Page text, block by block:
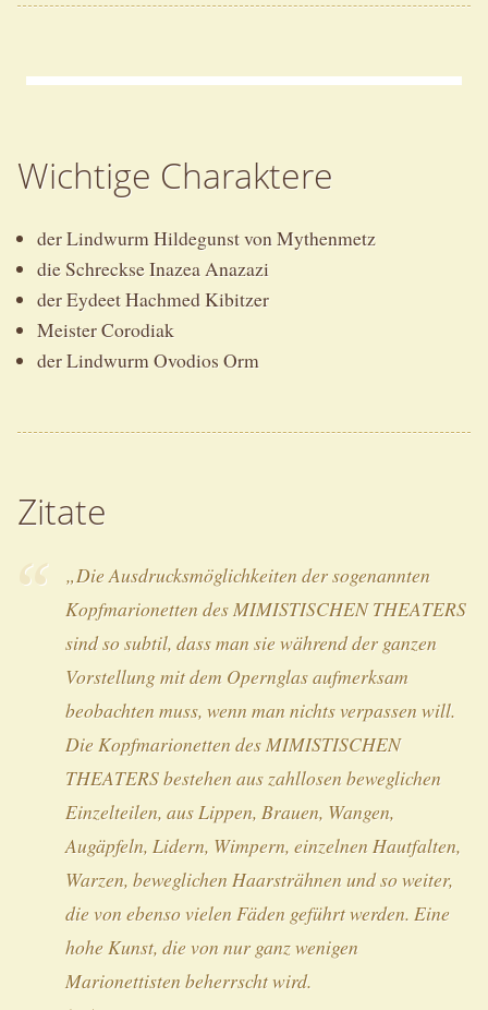
Wichtige Charaktere
der Lindwurm Hildegunst von Mythenmetz
die Schreckse Inazea Anazazi
der Eydeet Hachmed Kibitzer
Meister Corodiak
der Lindwurm Ovodios Orm
Zitate
„Die Ausdrucksmöglichkeiten der sogenannten
Kopfmarionetten des MIMISTISCHEN THEATERS
sind so subtil, dass man sie während der ganzen
Vorstellung mit dem Opernglas aufmerksam
beobachten muss, wenn man nichts verpassen will.
Die Kopfmarionetten des MIMISTISCHEN
THEATERS bestehen aus zahllosen beweglichen
Einzelteilen, aus Lippen, Brauen, Wangen,
Augäpfeln, Lidern, Wimpern, einzelnen Hautfalten,
Warzen, beweglichen Haarsträhnen und so weiter,
die von ebenso vielen Fäden geführt werden. Eine
hohe Kunst, die von nur ganz wenigen
Marionettisten beherrscht wird.